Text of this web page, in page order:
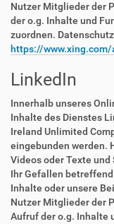
Nutzer Mitglieder der
der o.g. Inhalte und
zuordnen.
https://
LinkedIn
Innerhalb unseres
Inhalte des Dienstes
Ireland Unlimited
eingebunden werden.
Videos oder Texte
Ihr Gefallen
Inhalte oder unsere
Nutzer Mitglieder der
Aufruf der o.g. Inhalte